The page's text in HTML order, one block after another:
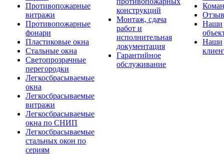
Противопожарные
витражи
Противопожарные
фонари
Пластиковые окна
Стальные окна
Светопрозрачные
перегородки
Легкосбрасываемые
окна
Легкосбрасываемые
витражи
Легкосбрасываемые
окна по СНИП
Легкосбрасываемые
стальных окон по
сериям
конструкций
Монтаж, сдача
работ и
исполнительная
документация
Гарантийное
обслуживание
Наши
Наши